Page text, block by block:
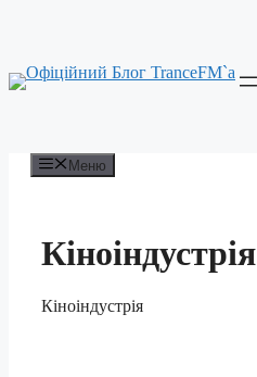
Меню
Кіноіндустрія
Кіноіндустрія